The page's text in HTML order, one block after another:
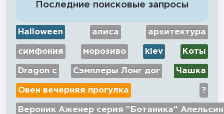
Последние поисковые запросы
Halloween алиса архитектура
симфония морозиво kiev Коты
Dragon c Сэмплеры Лонг дог Чашка
Овен вечерняя прогулка ?
Вероник Аженер серия "Ботаника" Апельсин